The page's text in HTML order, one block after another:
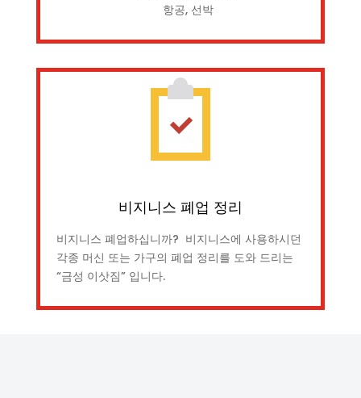
항공, 선박
비지니스 폐업 정리
비지니스 폐업하십니까? 비지니스에 사용하시던
각종 머신 또는 가구의 폐업 정리를 도와 드리는
“금성 이삿짐” 입니다.